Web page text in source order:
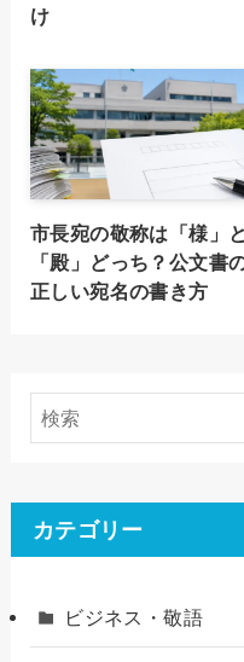
け
市長宛の敬称は「様」と
「殿」どっち？公文書
正しい宛名の書き方
カテゴリー
ビジネス・敬語